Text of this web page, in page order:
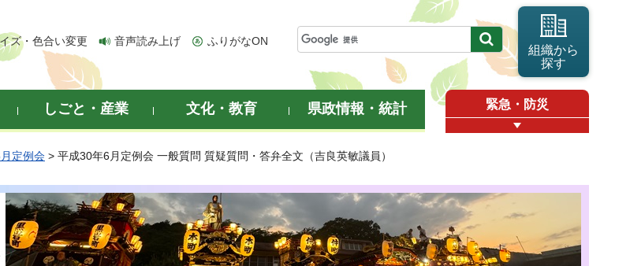
ズ・色合い変更 音声読み上げ ふりがなON
組織から
探す
しごと・産業 文化・教育 県政情報・統計 緊急・防災
定例会 > 平成30年6月定例会 一般質問 質疑質問・答弁全文（吉良英敏議員）